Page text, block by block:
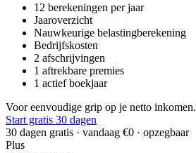
12 berekeningen per jaar
Jaaroverzicht
Nauwkeurige belastingberekening
Bedrijfskosten
2 afschrijvingen
1 aftrekbare premies
1 actief boekjaar
Voor eenvoudige grip op je netto inkomen.
Start gratis 30 dagen
30 dagen gratis · vandaag €0 · opzegbaar
Plus